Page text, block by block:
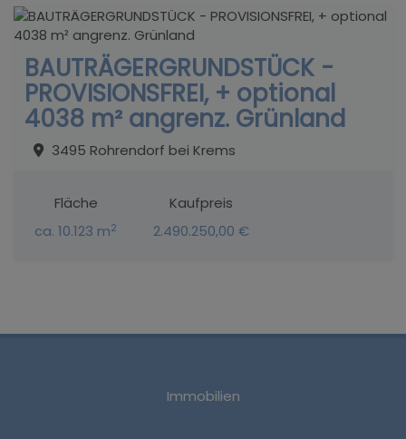
BAUTRÄGERGRUNDSTÜCK -
PROVISIONSFREI, + optional
4038 m² angrenz. Grünland
3495 Rohrendorf bei Krems
Fläche
ca. 10.123 m2
Kaufpreis
2.490.250,00 €
Immobilien